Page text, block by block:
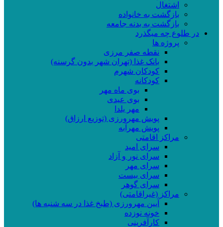
اشتغال
بازگشت به خانواده
بازگشت به بدنه جامعه
در طلوع چه میگذرد
پروژه ها
نقطه صفر مرزی
بانک غذا (تهران شهر بدون گرسنه)
کودکان شهرم
کودکانه
بوی ماه مهر
بوی عیدی
مهر یلدا
پویش مهرورزی (توزیع ارزاق)
پویش مهرآبه
مراکز اقامتی
سرای امید
سرای نور و آزاد
سرای مهر
سرای بیست
سرای گوهر
مراکز (غیراقامتی)
آیین مهرورزی (طبخ غذا در سه شنبه ها)
خونه نوزده
کارآفرینی